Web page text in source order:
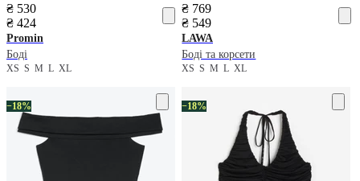
₴ 530
₴ 424
Promin
Боді
XS S M L XL
₴ 769
₴ 549
LAWA
Боді та корсети
XSSMLXL
−18% −18%